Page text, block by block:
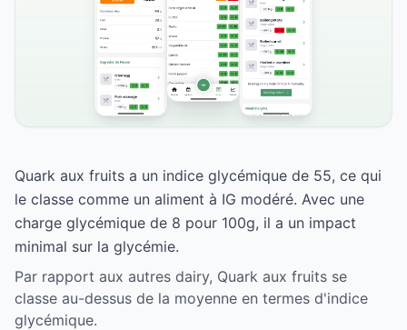
Quark aux fruits a un indice glycémique de 55, ce qui
le classe comme un aliment à IG modéré. Avec une
charge glycémique de 8 pour 100g, il a un impact
minimal sur la glycémie.
Par rapport aux autres dairy, Quark aux fruits se
classe au-dessus de la moyenne en termes d'indice
glycémique.